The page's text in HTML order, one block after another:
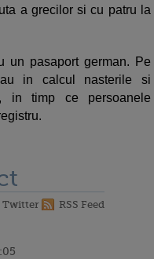
a grecilor si cu patru la
un pasaport german. Pe
in calcul nasterile si
in timp ce persoanele
Twitter RSS Feed